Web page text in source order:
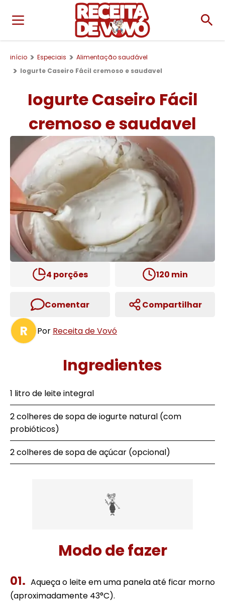
início Especiais
Alimentação saudável
Iogurte Caseiro Fácil cremoso e saudavel
Iogurte Caseiro Fácil
cremoso e saudavel
4 porções 120 min
Comentar Compartilhar
R Por Receita de Vovó
Ingredientes
1 litro de leite integral
2 colheres de sopa de iogurte natural (com
probióticos)
2 colheres de sopa de açúcar (opcional)
Modo de fazer
Aqueça o leite em uma panela até ficar morno
(aproximadamente 43°C).